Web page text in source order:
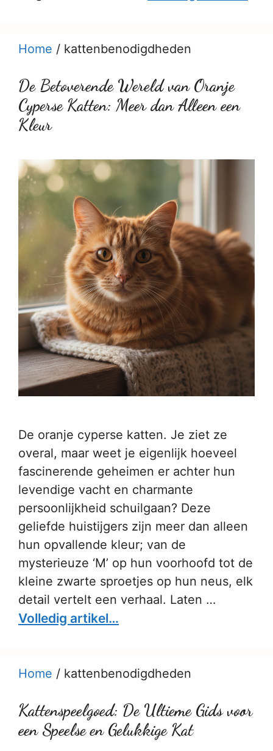
Home / kattenbenodigdheden
De Betoverende Wereld van Oranje
Cyperse Katten: Meer dan Alleen een
Kleur
De oranje cyperse katten. Je ziet ze
overal, maar weet je eigenlijk hoeveel
fascinerende geheimen er achter hun
levendige vacht en charmante
persoonlijkheid schuilgaan? Deze
geliefde huistijgers zijn meer dan alleen
hun opvallende kleur; van de
mysterieuze ‘M’ op hun voorhoofd tot de
kleine zwarte sproetjes op hun neus, elk
detail vertelt een verhaal. Laten …
Volledig artikel…
Home / kattenbenodigdheden
Kattenspeelgoed: De Ultieme Gids voor
een Speelse en Gelukkige Kat